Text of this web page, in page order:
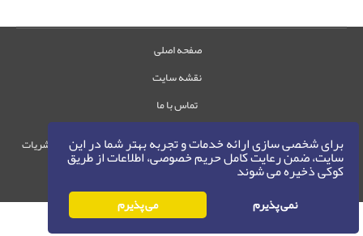
برای شخصی سازی ارائه خدمات و تجربه بهتر شما در این
سایت، ضمن رعایت کامل حریم خصوصی، اطلاعات از طریق
کوکی ذخیره می شوند
نمی پذیرم می پذیرم
صفحه اصلی
نقشه سایت
تماس با ما
حقوق این وب‌سایت متعلق به سامانه مدیریت نشریات
رایمگ است.